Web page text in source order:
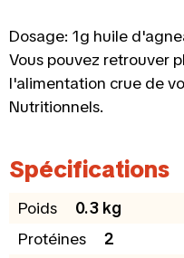
Dosage: 1g huile
Vous pouvez retrouver
l'alimentation crue de
Nutritionnels.
Spécifications
Poids
0.3 kg
Protéines
2